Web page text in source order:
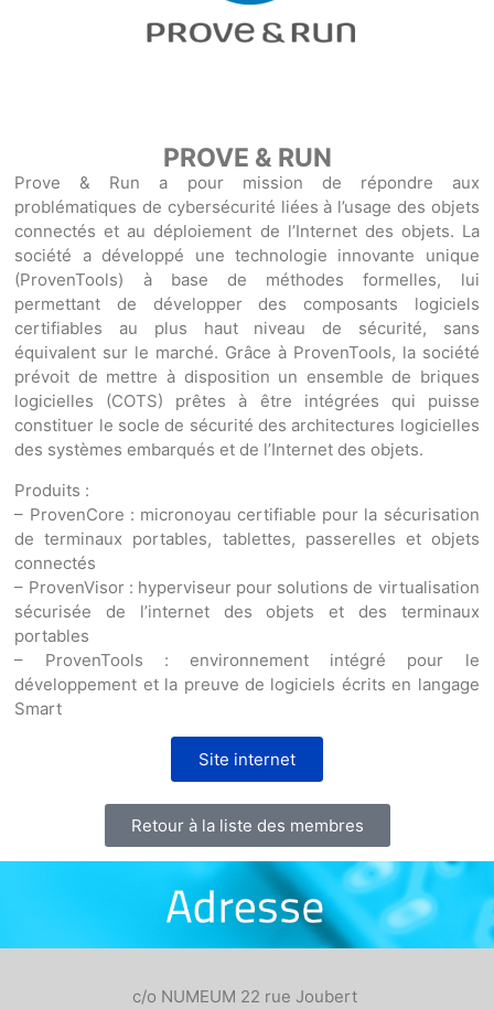
PROVE & RUN
Prove & Run a pour mission de répondre aux
problématiques de cybersécurité liées à l’usage des objets
connectés et au déploiement de l’Internet des objets. La
société a développé une technologie innovante unique
(ProvenTools) à base de méthodes formelles, lui
permettant de développer des composants logiciels
certifiables au plus haut niveau de sécurité, sans
équivalent sur le marché. Grâce à ProvenTools, la société
prévoit de mettre à disposition un ensemble de briques
logicielles (COTS) prêtes à être intégrées qui puisse
constituer le socle de sécurité des architectures logicielles
des systèmes embarqués et de l’Internet des objets.
Produits :
– ProvenCore : micronoyau certifiable pour la sécurisation
de terminaux portables, tablettes, passerelles et objets
connectés
– ProvenVisor : hyperviseur pour solutions de virtualisation
sécurisée de l’internet des objets et des terminaux
portables
– ProvenTools : environnement intégré pour le
développement et la preuve de logiciels écrits en langage
Smart
Site internet
Retour à la liste des membres
c/o NUMEUM 22 rue Joubert